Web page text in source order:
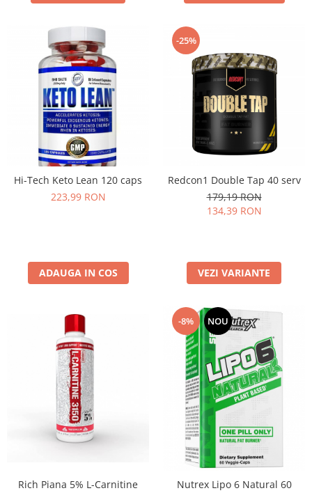
Hi-Tech Keto Lean 120 caps
223,99 RON
ADAUGA IN COS
-25%
Redcon1 Double Tap 40 serv
179,19 RON
134,39 RON
VEZI VARIANTE
Rich Piana 5% L-Carnitine
-8% NOU
Nutrex Lipo 6 Natural 60